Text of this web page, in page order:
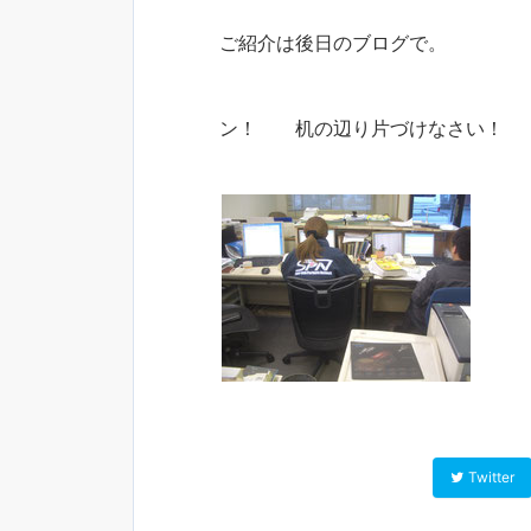
ご紹介は後日のブログで。
ン！ 机の辺り片づけなさい！
Twitter